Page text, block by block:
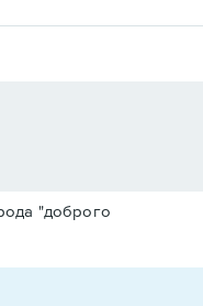
"доброго